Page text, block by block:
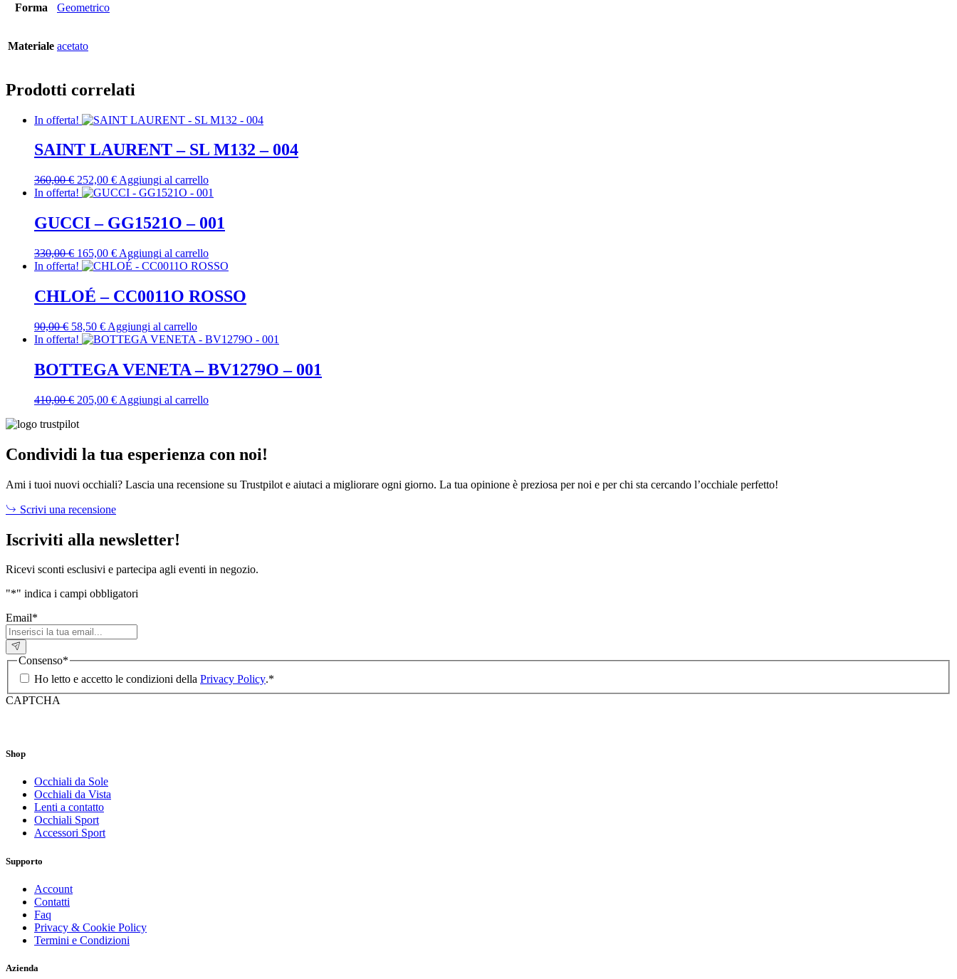
Forma Geometrico
Materiale acetato
Prodotti correlati
In offerta!
SAINT LAURENT – SL M132 – 004
360,00€ Il
prezzo
era:
360,00 €.
252,00 €Il
prezzo
è:
252,00 €.
Aggiungi al carrello
In offerta!
GUCCI – GG1521O – 001
330,00€ Il
prezzo
era:
330,00 €.
165,00 €Il
prezzo
è:
165,00 €.
Aggiungi al carrello
In offerta!
CHLOÉ – CC0011O ROSSO
90,00€ Il
prezzo
era:
90,00 €.
58,50 €Il
prezzo
è:
58,50 €.
Aggiungi al carrello
In offerta!
BOTTEGA VENETA – BV1279O – 001
410,00€ Il
originale
410,00 €.
205,00 €Il
205,00 €.
Aggiungi al carrello
Condividi la tua esperienza con noi!
Ami i tuoi nuovi occhiali? Lascia una recensione su Trustpilot e aiutaci a migliorare ogni giorno. La tua opinione è preziosa per noi e per chi sta cercando l’occhiale perfetto!
Scrivi una recensione
Iscriviti alla newsletter!
Ricevi sconti esclusivi e partecipa agli eventi in negozio.
"*" indica i campi obbligatori
Email*
Consenso*
Ho letto e accetto le condizioni della Privacy Policy.*
CAPTCHA
Shop
Occhiali da Sole
Occhiali da Vista
Lenti a contatto
Occhiali Sport
Accessori Sport
Supporto
Account
Contatti
Faq
Privacy & Cookie Policy
Termini e Condizioni
Azienda